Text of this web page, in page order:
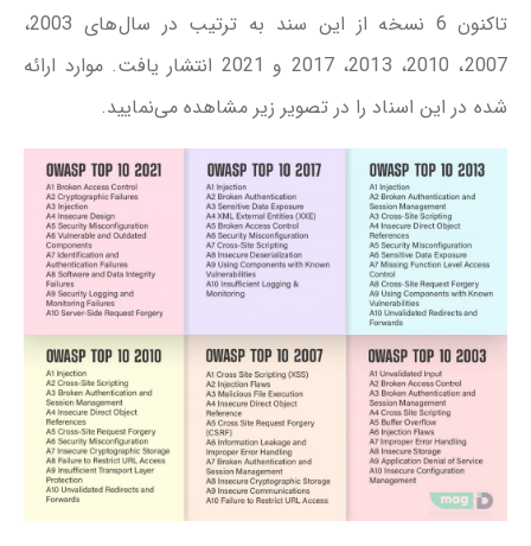
تاکنون 6 نسخه از این سند به ترتیب در سال‌های 2003،
2007، 2010، 2013، 2017 و 2021 انتشار یافت. موارد ارائه
شده در این اسناد را در تصویر زیر مشاهده می‌نمایید.